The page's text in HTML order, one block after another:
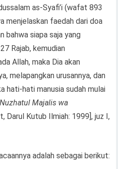
as-Syafi’i (wafat 893
menjelaskan faedah dari doa
bahwa siapa saja yang
Rajab, kemudian
Allah, maka Dia akan
melapangkan urusannya, dan
hati-hati manusia sudah mulai
Nuzhatul Majalis wa
Darul Kutub Ilmiah: 1999], juz I,
adalah sebagai berikut: